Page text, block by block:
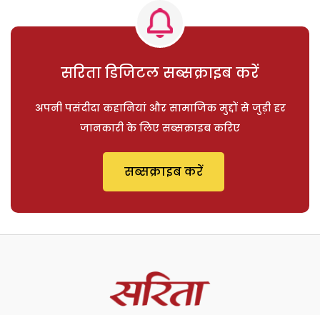
सरिता डिजिटल सब्सक्राइब करें
अपनी पसंदीदा कहानियां और सामाजिक मुद्दों से जुड़ी हर
जानकारी के लिए सब्सक्राइब करिए
सब्सक्राइब करें